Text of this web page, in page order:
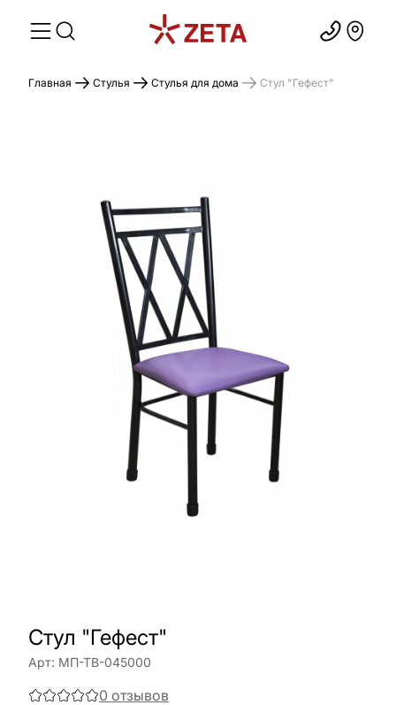
Главная Стулья Стулья для дома Стул "Гефест"
Стул "Гефест"
Арт: МП-ТВ-045000
0 отзывов